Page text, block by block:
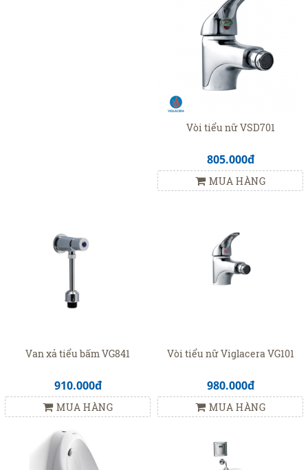
Vòi tiểu nữ VSD701
805.000đ
MUA HÀNG
Van xả tiểu bấm VG841
910.000đ
MUA HÀNG
Vòi tiểu nữ Viglacera VG101
980.000đ
MUA HÀNG